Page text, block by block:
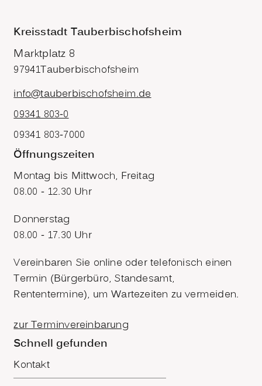
Kreisstadt Tauberbischofsheim
Marktplatz 8
97941Tauberbischofsheim
info@tauberbischofsheim.de
09341 803-0
09341 803-7000
Öffnungszeiten
Montag bis Mittwoch, Freitag
08.00 - 12.30 Uhr
Donnerstag
08.00 - 17.30 Uhr
Vereinbaren Sie online oder telefonisch einen
Termin (Bürgerbüro, Standesamt,
Rententermine), um Wartezeiten zu vermeiden.
zur Terminvereinbarung
Schnell gefunden
Kontakt